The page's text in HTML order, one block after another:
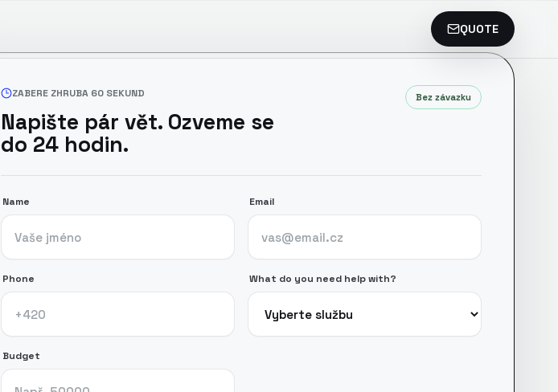
QUOTE
ZABERE ZHRUBA 60 SEKUND
Napište pár vět. Ozveme se
do 24 hodin.
Bez závazku
Name Email
Phone What do you need help with?
Budget